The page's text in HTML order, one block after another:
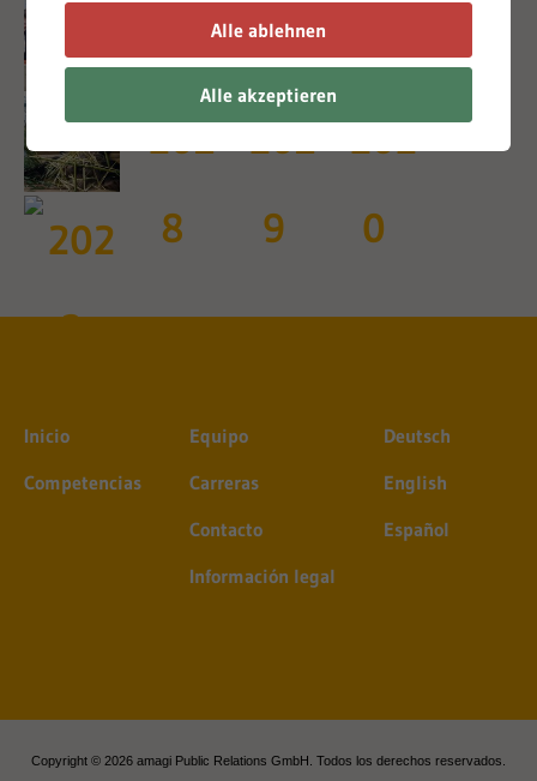
Inicio
Competencias
Equipo
Carreras
Contacto
Información legal
Deutsch
English
Español
Copyright © 2026 amagi Public Relations GmbH. Todos los derechos reservados.
Alle ablehnen
Alle akzeptieren